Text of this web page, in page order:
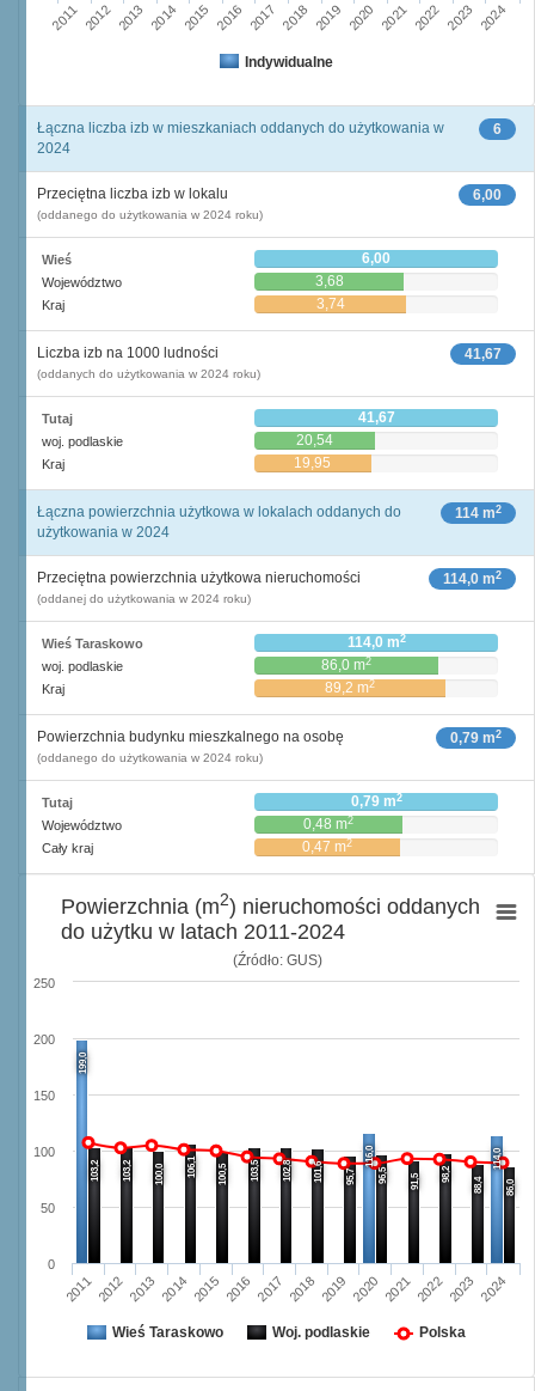
Indywidualne
2011 2012 2013 2014 2015 2016 2017 2018 2019 2020 2021 2022 2023 2024
6
Łączna liczba izb w mieszkaniach oddanych do użytkowania w
2024
6,00
Przeciętna liczba izb w lokalu
(oddanego do użytkowania w 2024 roku)
Wieś 6,00
Województwo 3,68
Kraj 3,74
41,67
Liczba izb na 1000 ludności
(oddanych do użytkowania w 2024 roku)
Tutaj 41,67
woj. podlaskie 20,54
Kraj 19,95
114 m2
Łączna powierzchnia użytkowa w lokalach oddanych do
użytkowania w 2024
114,0 m2
Przeciętna powierzchnia użytkowa nieruchomości
(oddanej do użytkowania w 2024 roku)
Wieś Taraskowo 114,0 m2
woj. podlaskie 86,0 m2
Kraj 89,2 m2
0,79 m2
Powierzchnia budynku mieszkalnego na osobę
(oddanego do użytkowania w 2024 roku)
Tutaj 0,79 m2
Województwo 0,48 m2
Cały kraj 0,47 m2
(Źródło: GUS)
199,0
116,0 114,0
103,2 103,2 100,0 106,1 100,5 103,5 102,8 101,6 95,7 96,5 91,5 98,2
88,4 86,0
2011 2012 2013 2014 2015 2016 2017 2018 2019 2020 2021 2022 2023 2024
0
50
100
150
200
250
Powierzchnia (m2) nieruchomości oddanych
do użytku w latach 2011-2024
Wieś Taraskowo Woj. podlaskie Polska